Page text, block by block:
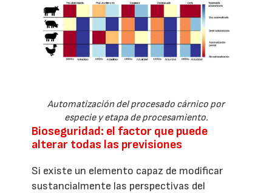
Automatización del procesado cárnico por
especie y etapa de procesamiento.
Bioseguridad: el factor que puede
alterar todas las previsiones
Si existe un elemento capaz de modificar
sustancialmente las perspectivas del